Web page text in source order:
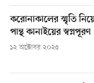
করোনাকালের স্মৃতি
পান্থ কানাইয়ের স্বপ্নপূরণ
১২ অক্টোবর ২০২৫